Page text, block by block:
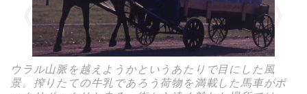
ウラル山脈を越えようかというあたりで目にした風
景。搾りたての牛乳であろう荷物を満載した馬車がポ